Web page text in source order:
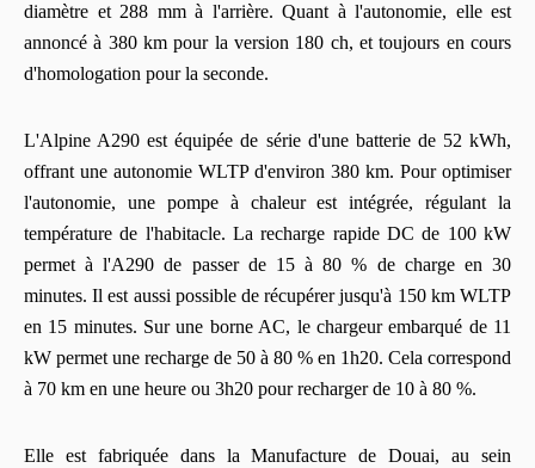
diamètre et 288 mm à l'arrière. Quant à l'autonomie, elle est
annoncé à 380 km pour la version 180 ch, et toujours en cours
d'homologation pour la seconde.
L'Alpine A290 est équipée de série d'une batterie de 52 kWh,
offrant une autonomie WLTP d'environ 380 km. Pour optimiser
l'autonomie, une pompe à chaleur est intégrée, régulant la
température de l'habitacle. La recharge rapide DC de 100 kW
permet à l'A290 de passer de 15 à 80 % de charge en 30
minutes. Il est aussi possible de récupérer jusqu'à 150 km WLTP
en 15 minutes. Sur une borne AC, le chargeur embarqué de 11
kW permet une recharge de 50 à 80 % en 1h20. Cela correspond
à 70 km en une heure ou 3h20 pour recharger de 10 à 80 %.
Elle est fabriquée dans la Manufacture de Douai, au sein